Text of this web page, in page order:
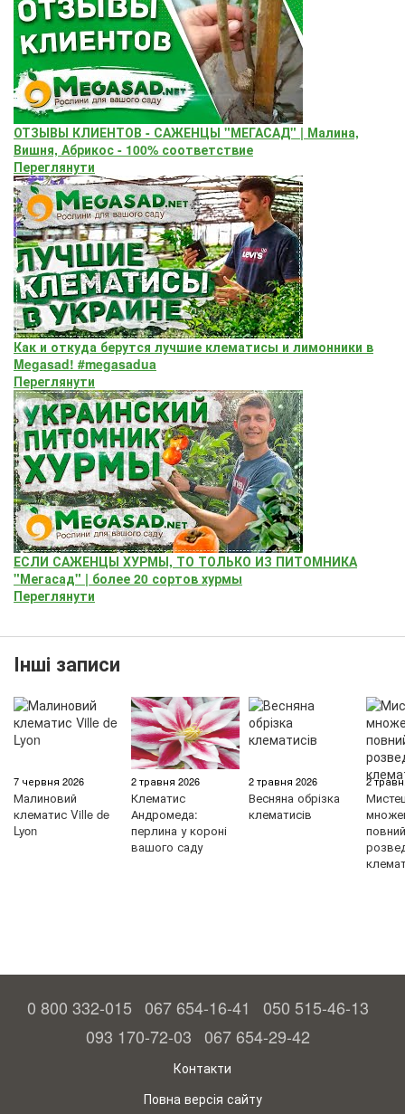
ОТЗЫВЫ КЛИЕНТОВ - САЖЕНЦЫ "МЕГАСАД" | Малина,
Вишня, Абрикос - 100% соответствие
Переглянути
Как и откуда берутся лучшие клематисы и лимонники в
Megasad! #megasadua
Переглянути
ЕСЛИ САЖЕНЦЫ ХУРМЫ, ТО ТОЛЬКО ИЗ ПИТОМНИКА
"Мегасад" | более 20 сортов хурмы
Переглянути
Інші записи
7 червня 2026
Малиновий
клематис Ville de
Lyon
2 травня 2026
Клематис
Андромеда:
перлина у короні
вашого саду
2 травня 2026
Весняна обрізка
клематисів
2
повний
0 800 332-015 067 654-16-41
050 515-46-13
093 170-72-03 067 654-29-42
Контакти
Повна версія сайту